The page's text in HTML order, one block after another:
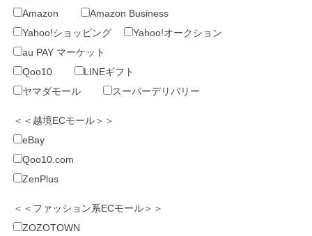
Amazon
Amazon Business
Yahoo!ショッピング
Yahoo!オークション
au PAY マーケット
Qoo10
LINEギフト
ヤマダモール
スーパーデリバリー
＜＜越境ECモール＞＞
eBay
Qoo10.com
ZenPlus
＜＜ファッション系ECモール＞＞
ZOZOTOWN